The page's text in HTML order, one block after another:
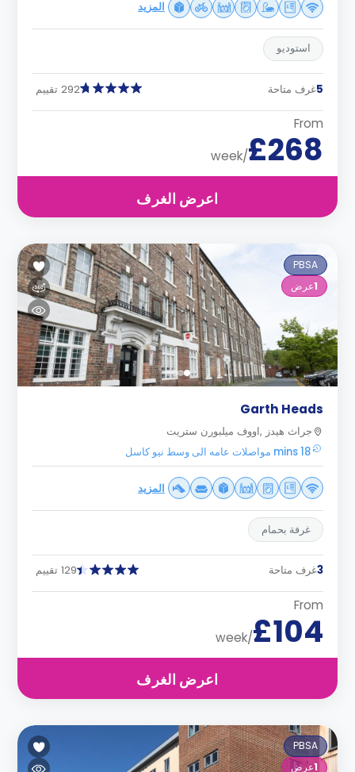
المزيد
استوديو
5غرف متاحة 292 تقييم
From
£268
/week
اعرض الغرف
PBSA
1عرض
Garth Heads
جراث هيدز ,اووف ميلبورن ستريت
18 mins مواصلات عامه الى وسط نيو كاسل
المزيد
غرفة بحمام
3غرف متاحة 129 تقييم
From
£104
/week
اعرض الغرف
PBSA
1عرض